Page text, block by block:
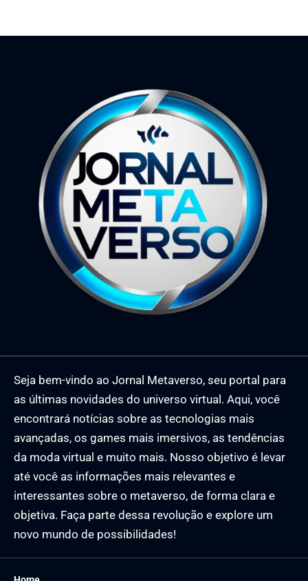
Seja bem-vindo ao Jornal Metaverso, seu portal para
as últimas novidades do universo virtual. Aqui, você
encontrará notícias sobre as tecnologias mais
avançadas, os games mais imersivos, as tendências
da moda virtual e muito mais. Nosso objetivo é levar
até você as informações mais relevantes e
interessantes sobre o metaverso, de forma clara e
objetiva. Faça parte dessa revolução e explore um
novo mundo de possibilidades!